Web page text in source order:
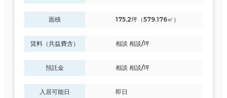
面積 175.2坪（579.176㎡）
賃料（共益費含） 相談 相談/坪
預託金 相談 相談/坪
入居可能日 即日